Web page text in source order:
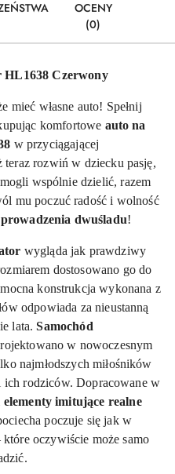
OCENY
(0)
Czerwony
mieć własne auto! Spełnij
komfortowe auto na
w przyciągającej
teraz rozwiń w dziecku pasję,
wspólnie dzielić, razem
mu poczuć radość i wolność
dwuśladu!
wygląda jak prawdziwy
dostosowano go do
konstrukcja wykonana z
odpowiada za nieustanną
lata.Samochód
w nowoczesnym
najmłodszych miłośników
rodziców. Dopracowane w
elementy imitujące realne
poczuje się jak w
oczywiście może samo
.